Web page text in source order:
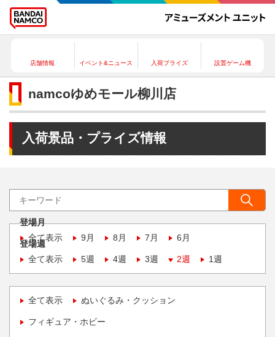
店舗情報 イベント&ニュース 入荷プライズ 設置ゲーム機
namcoゆめモール柳川店
入荷景品・プライズ情報
登場月
全て表示
9月 8月 7月 6月
登場週
全て表示
5週 4週 3週 2週 1週
全て表示 ぬいぐるみ・クッション
フィギュア・ホビー